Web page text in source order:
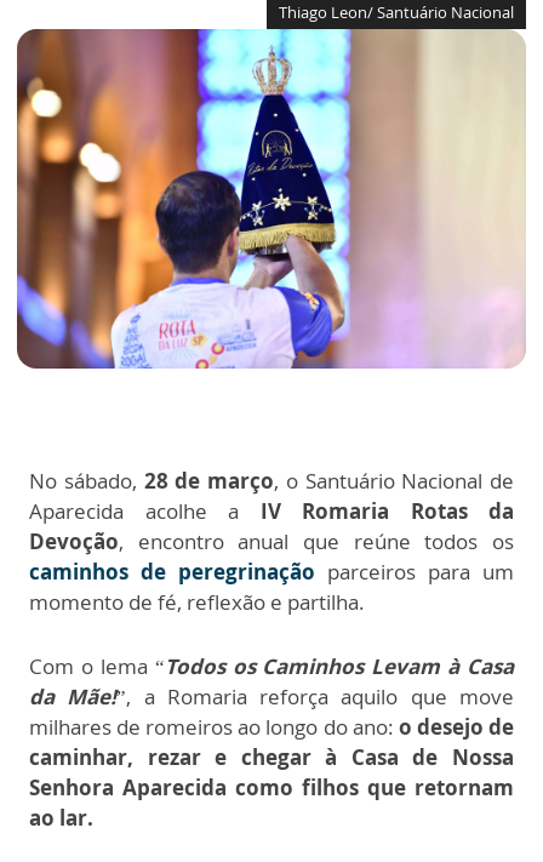
Thiago Leon/ Santuário Nacional
No sábado, 28 de março, o Santuário Nacional de
Aparecida acolhe a IV Romaria Rotas da
Devoção, encontro anual que reúne todos os
caminhos de peregrinação parceiros para um
momento de fé, reflexão e partilha.
Com o lema “Todos os Caminhos Levam à Casa
da Mãe!”, a Romaria reforça aquilo que move
milhares de romeiros ao longo do ano: o desejo de
caminhar, rezar e chegar à Casa de Nossa
Senhora Aparecida como filhos que retornam
ao lar.